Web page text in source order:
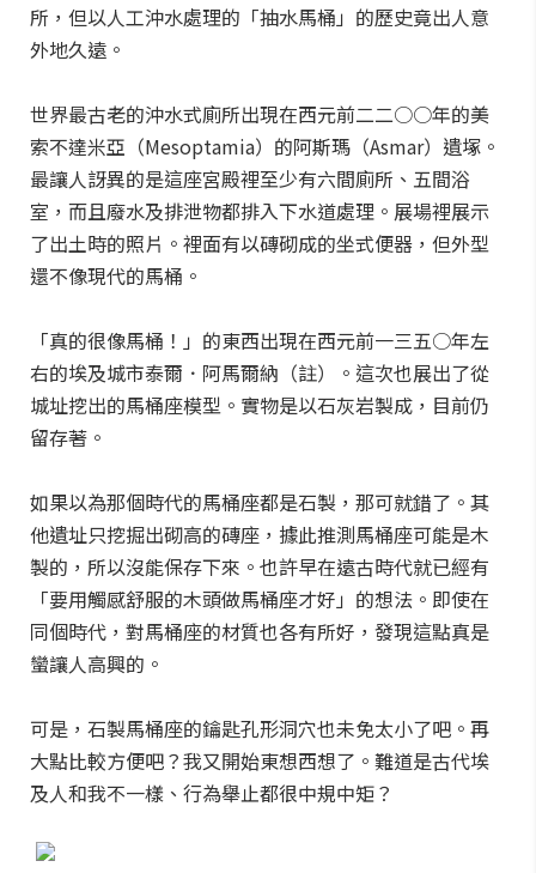
所，但以人工沖水處理的「抽水馬桶」的歷史竟出人意
外地久遠。
世界最古老的沖水式廁所出現在西元前二二○○年的美
索不達米亞（Mesoptamia）的阿斯瑪（Asmar）遺塚。
最讓人訝異的是這座宮殿裡至少有六間廁所、五間浴
室，而且廢水及排泄物都排入下水道處理。展場裡展示
了出土時的照片。裡面有以磚砌成的坐式便器，但外型
還不像現代的馬桶。
「真的很像馬桶！」的東西出現在西元前一三五○年左
右的埃及城市泰爾．阿馬爾納（註）。這次也展出了從
城址挖出的馬桶座模型。實物是以石灰岩製成，目前仍
留存著。
如果以為那個時代的馬桶座都是石製，那可就錯了。其
他遺址只挖掘出砌高的磚座，據此推測馬桶座可能是木
製的，所以沒能保存下來。也許早在遠古時代就已經有
「要用觸感舒服的木頭做馬桶座才好」的想法。即使在
同個時代，對馬桶座的材質也各有所好，發現這點真是
蠻讓人高興的。
可是，石製馬桶座的鑰匙孔形洞穴也未免太小了吧。再
大點比較方便吧？我又開始東想西想了。難道是古代埃
及人和我不一樣、行為舉止都很中規中矩？